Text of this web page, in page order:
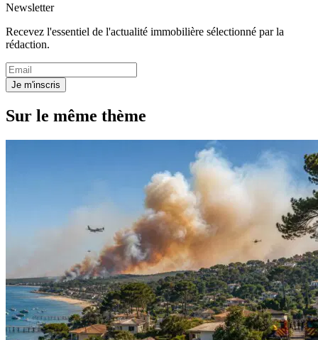
Newsletter
Recevez l'essentiel de l'actualité immobilière sélectionné par la
rédaction.
Je m'inscris
Sur le même thème